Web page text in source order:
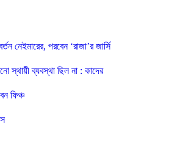
নেইমারের, পরবেন ‘রাজা’র জার্সি
স্থায়ী ব্যবস্থা ছিল না : কাদের
ফিঞ্চ